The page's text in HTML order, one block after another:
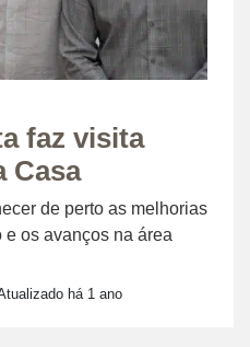
faz visita
Casa
de perto as melhorias
os avanços na área
há 1 ano